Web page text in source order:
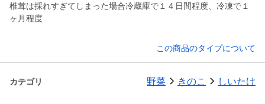
椎茸は採れすぎてしまった場合冷蔵庫で１４日間程度、冷凍で１
ヶ月程度
この商品のタイプについて
カテゴリ 野菜 きのこ しいたけ